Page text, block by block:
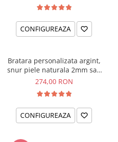
CONFIGUREAZA
Bratara personalizata argint,
snur piele naturala 2mm sau
textil Best Dad...
274,00 RON
CONFIGUREAZA